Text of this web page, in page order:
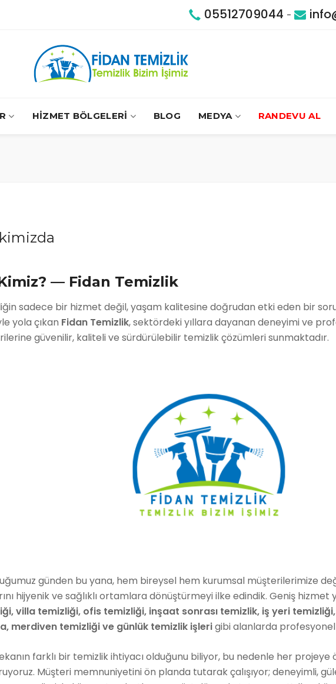
05512709044 -
HİZMET BÖLGELERİ BLOG MEDYA RANDEVU AL
— Fidan Temizlik
sadece bir hizmet değil, yaşam kalitesine doğrudan etki eden bir
yola çıkan Fidan Temizlik, sektördeki yıllara dayanan deneyimi ve
güvenilir, kaliteli ve sürdürülebilir temizlik çözümleri sunmaktadır.
günden bu yana, hem bireysel hem kurumsal müşterilerimize
hijyenik ve sağlıklı ortamlara dönüştürmeyi ilke edindik. Geniş hizmet
villa temizliği, ofis temizliği, inşaat sonrası temizlik, iş yeri temizliği,
merdiven temizliği ve günlük temizlik işlerigibi alanlarda
farklı bir temizlik ihtiyacı olduğunu biliyor, bu nedenle her projeye
Müşteri memnuniyetini ön planda tutarak çalışıyor; deneyimli,